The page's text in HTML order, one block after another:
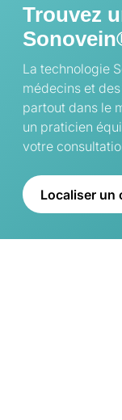
Trouvez
La technologie
médecins et
partout dans le
un praticien
votre
Localiser un